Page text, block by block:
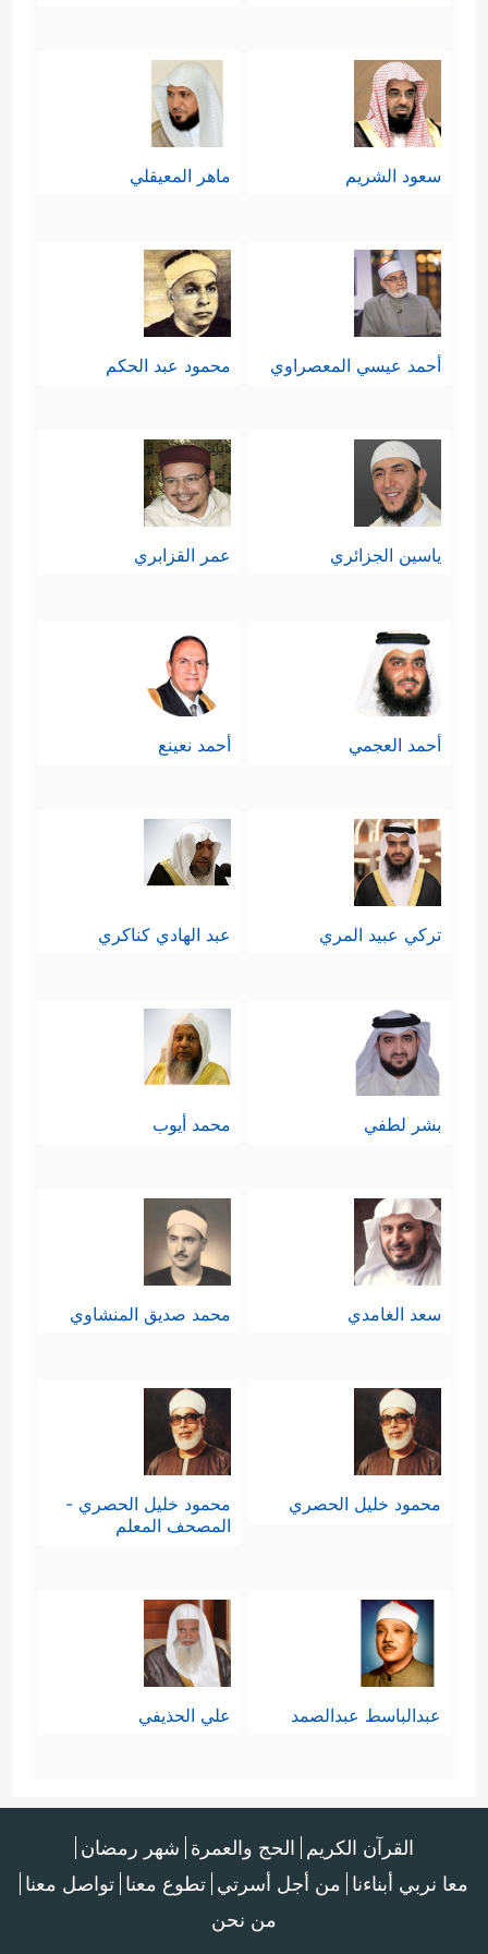
لمُشركي قريش مُنذِرًا ومُتوعِّدًا
هَـٰۤـؤُلَاۤءِ إِلَّا صَیۡحَةࣰ وَ ٰ⁠حِدَةࣰ مَّا لَهَا مِن فَوَاقࣲ﴾
سعود الشريم ماهر المعيقلي
أحمد عيسي المعصراوي محمود عبد الحكم
ياسين الجزائري عمر القزابري
أحمد العجمي أحمد نعينع
تركي عبيد المري عبد الهادي كناكري
بشر لطفي محمد أيوب
سعد الغامدي محمد صديق المنشاوي
محمود خليل الحصري
محمود خليل الحصري -
المصحف المعلم
عبدالباسط عبدالصمد علي الحذيفي
القرآن الكريم الحج والعمرة شهر رمضان
معا نربي أبناءنا من أجل أسرتي تطوع معنا تواصل معنا
من نحن